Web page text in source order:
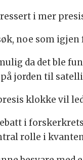
i mer
noe som
da det ble
på jorden til
klokke vil
i
rolle i